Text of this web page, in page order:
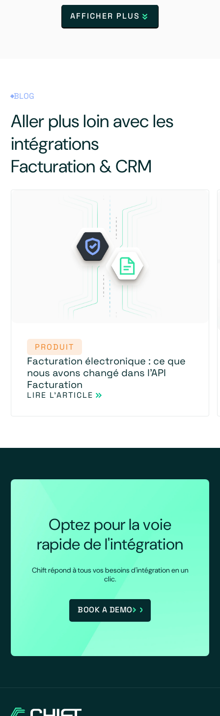
AFFICHER PLUS
BLOG
Aller plus loin avec les
intégrations
Facturation & CRM
PRODUIT
Facturation électronique : ce que
nous avons changé dans l'API
Facturation
LIRE L'ARTICLE
Optez pour la voie
rapide de l'intégration
Chift répond à tous vos besoins d'intégration en un
clic.
BOOK A DEMO